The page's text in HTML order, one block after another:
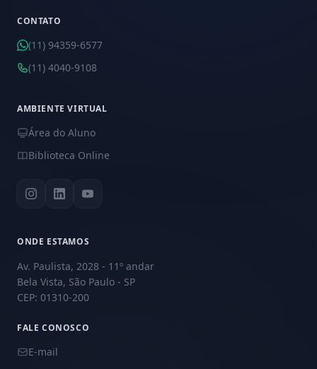
CONTATO
(11) 94359-6577
(11) 4040-9108
AMBIENTE VIRTUAL
Área do Aluno
Biblioteca Online
ONDE ESTAMOS
Av. Paulista, 2028 - 11º andar
Bela Vista, São Paulo - SP
CEP: 01310-200
FALE CONOSCO
E-mail